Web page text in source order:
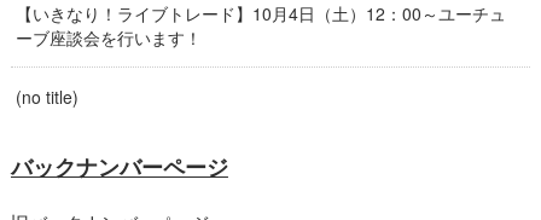
【いきなり！ライブトレード】10月4日（土）12：00～ユーチュ
ーブ座談会を行います！
(no title)
バックナンバーページ